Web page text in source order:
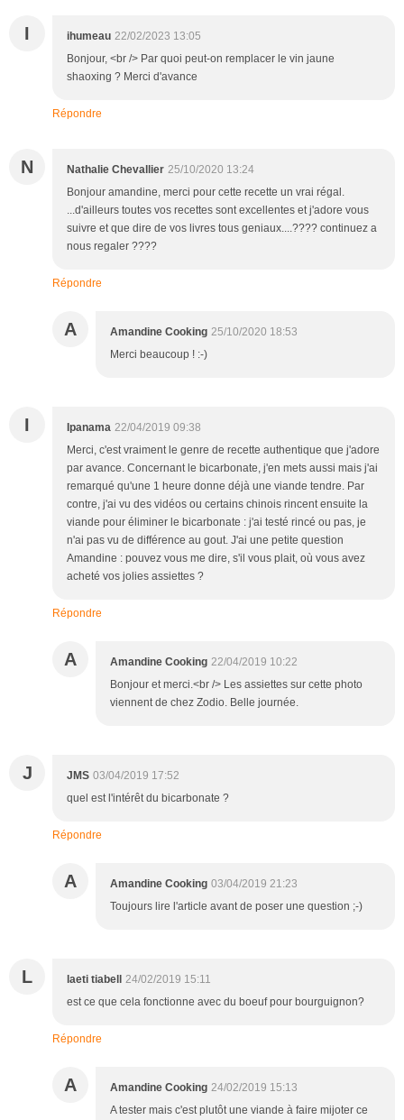
I ihumeau 22/02/2023 13:05
Bonjour, <br /> Par quoi peut-on remplacer le vin jaune
shaoxing ? Merci d'avance
Répondre
N Nathalie Chevallier 25/10/2020 13:24
Bonjour amandine, merci pour cette recette un vrai régal.
...d'ailleurs toutes vos recettes sont excellentes et j'adore vous
suivre et que dire de vos livres tous geniaux....???? continuez a
nous regaler ????
Répondre
A Amandine Cooking 25/10/2020 18:53
Merci beaucoup ! :-)
I Ipanama 22/04/2019 09:38
Merci, c'est vraiment le genre de recette authentique que j'adore
par avance. Concernant le bicarbonate, j'en mets aussi mais j'ai
remarqué qu'une 1 heure donne déjà une viande tendre. Par
contre, j'ai vu des vidéos ou certains chinois rincent ensuite la
viande pour éliminer le bicarbonate : j'ai testé rincé ou pas, je
n'ai pas vu de différence au gout. J'ai une petite question
Amandine : pouvez vous me dire, s'il vous plait, où vous avez
acheté vos jolies assiettes ?
Répondre
A Amandine Cooking 22/04/2019 10:22
Bonjour et merci.<br /> Les assiettes sur cette photo
viennent de chez Zodio. Belle journée.
J JMS 03/04/2019 17:52
quel est l'intérêt du bicarbonate ?
Répondre
A Amandine Cooking 03/04/2019 21:23
Toujours lire l'article avant de poser une question ;-)
L laeti tiabell 24/02/2019 15:11
est ce que cela fonctionne avec du boeuf pour bourguignon?
Répondre
A Amandine Cooking 24/02/2019 15:13
A tester mais c'est plutôt une viande à faire mijoter ce